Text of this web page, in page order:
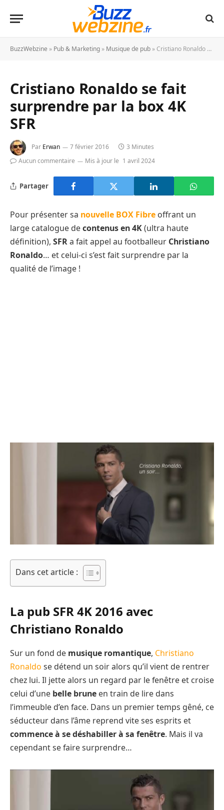
BuzzWebzine » Pub & Marketing » Musique de pub » Cristiano Ronaldo se fait surprendre par la box 4K SFR
Cristiano Ronaldo se fait
surprendre par la box 4K
SFR
Par Erwan 7 février 2016
3 Minutes
Aucun commentaire
Mis à jour le 1 avril 2024
Partager
Pour présenter sa nouvelle BOX Fibre offrant un
large catalogue decontenus en 4K(ultra haute
définition), SFRa fait appel au footballeur Christiano
Ronaldo… et celui-ci s’est fait surprendre par la
qualité de l’image !
Dans cet article :
La pub SFR 4K 2016 avec
Christiano Ronaldo
Sur un fond de musique romantique, Christiano
Ronaldo se détend un soir alors qu’il vient de rentrer
chez lui. Il jette alors un regard par le fenêtre et croise
celui d’une belle brune en train de lire dans
l’immeuble d’en face. Dans un premier temps gêné, ce
séducteur dans l’âme reprend vite ses esprits et
commence à se déshabiller à sa fenêtre. Mais il va
cependant se faire surprendre…